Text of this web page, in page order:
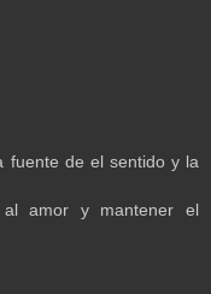
fuente de el sentido y la
amor y mantener el